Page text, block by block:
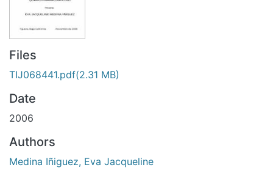
Files
TIJ068441.pdf(2.31 MB)
Date
2006
Authors
Medina Iñiguez, Eva Jacqueline